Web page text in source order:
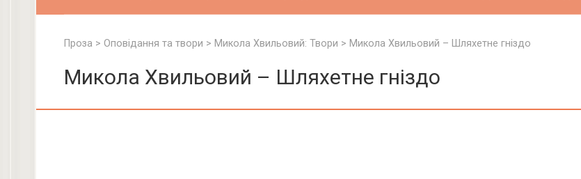
Проза > Оповідання та твори > Микола Хвильовий: Твори > Микола Хвильовий – Шляхетне гніздо
Микола Хвильовий – Шляхетне гніздо